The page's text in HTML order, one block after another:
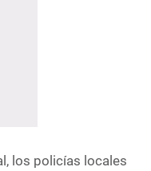
los policías locales